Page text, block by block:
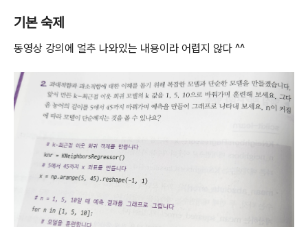
기본 숙제
동영상 강의에 얼추 나와있는 내용이라 어렵지 않다 ^^